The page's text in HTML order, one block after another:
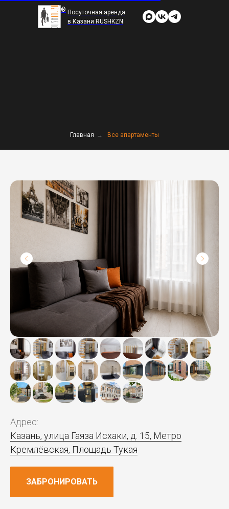
® Посуточная аренда
в Казани RUSHKZN
Главная → Все апартаменты
Адрес:
Казань, улица Гаяза Исхаки, д. 15, Метро
Кремлёвская, Площадь Тукая
ЗАБРОНИРОВАТЬ